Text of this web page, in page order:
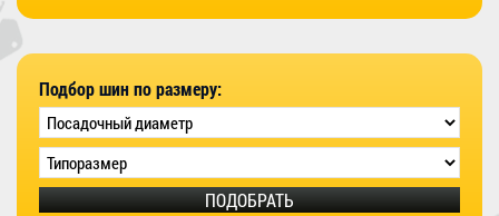
Подбор шин по размеру:
ПОДОБРАТЬ